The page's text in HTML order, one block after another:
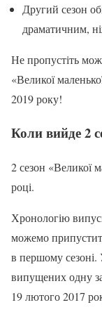
Другий сезон
драматичним,
Не пропустіть
«Великої
2019 року!
Коли вийде 2
2 сезон «Великої
році.
Хронологію
можемо
в першому сезоні.
випущених одну
19 лютого 2017